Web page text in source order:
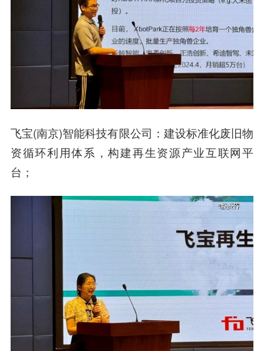
飞宝(南京)智能科技有限公司：建设标准化废旧物
资循环利用体系，构建再生资源产业互联网平
台；